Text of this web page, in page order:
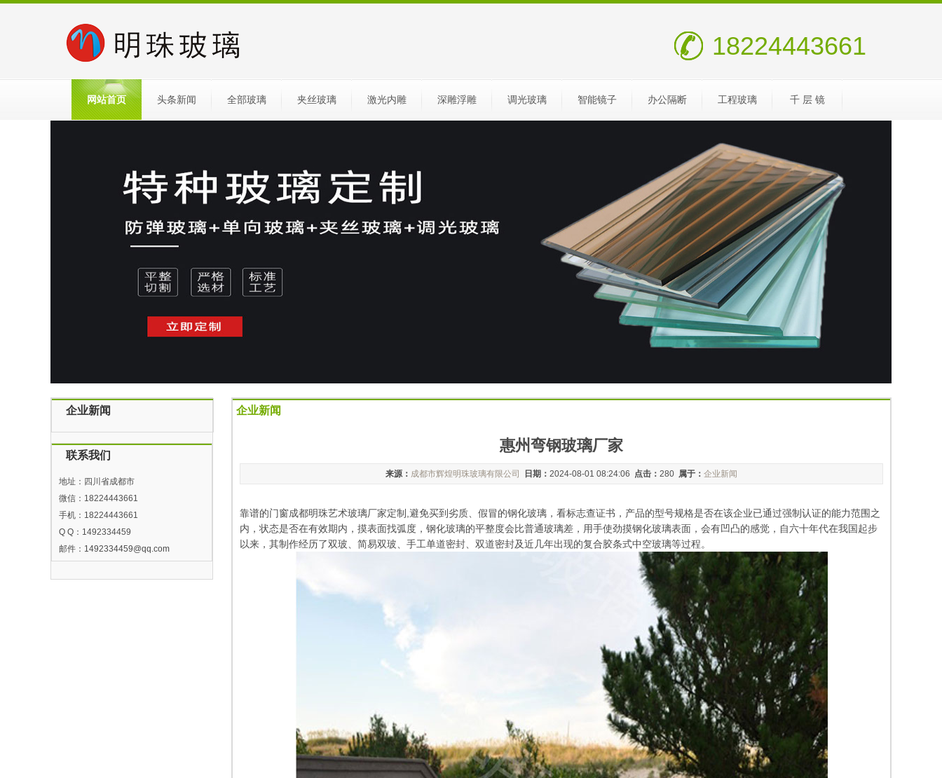
18224443661
网站首页 头条新闻 全部玻璃 夹丝玻璃 激光内雕 深雕浮雕 调光玻璃 智能镜子 办公隔断 工程玻璃 千 层 镜
企业新闻
联系我们
地址：四川省成都市
微信：18224443661
手机：18224443661
Q Q：1492334459
邮件： 1492334459@qq.com
企业新闻
惠州弯钢玻璃厂家
来源： 成都市辉煌明珠玻璃有限公司 日期： 2024-08-01 08:24:06 点击： 280 属于： 企业新闻
靠谱的门窗成都明珠艺术玻璃厂家定制,避免买到劣质、假冒的钢化玻璃，看标志查证书，产品的型号规格是否在该企业已通过强制认证的能力范围之
内，状态是否在有效期内，摸表面找弧度，钢化玻璃的平整度会比普通玻璃差，用手使劲摸钢化玻璃表面，会有凹凸的感觉，自六十年代在我国起步
以来，其制作经历了双玻、简易双玻、手工单道密封、双道密封及近几年出现的复合胶条式中空玻璃等过程。